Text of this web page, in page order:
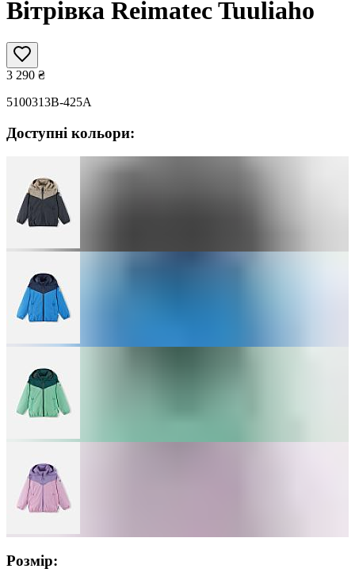
Вітрівка Reimatec Tuuliaho
3 290 ₴
5100313B-425A
Доступні кольори:
Розмір: